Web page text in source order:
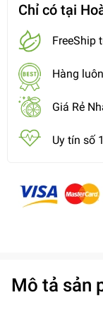
Chỉ có tại
FreeShip
Hàng
Giá Rẻ
Uy tín số 1
Mô tả sản